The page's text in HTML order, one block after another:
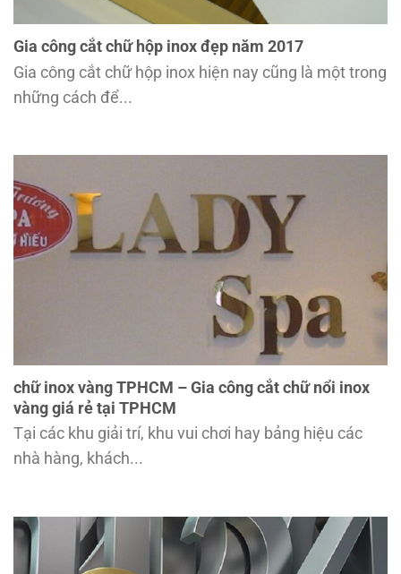
Gia công cắt chữ hộp inox đẹp năm 2017
Gia công cắt chữ hộp inox hiện nay cũng là một trong
những cách để...
chữ inox vàng TPHCM – Gia công cắt chữ nổi inox
vàng giá rẻ tại TPHCM
Tại các khu giải trí, khu vui chơi hay bảng hiệu các
nhà hàng, khách...